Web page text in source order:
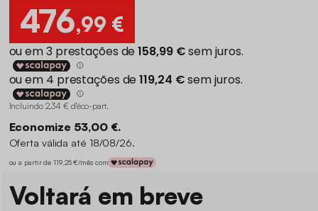
476,99 €
Incluindo 2,34 € d'éco-part.
Economize 53,00 €.
Oferta válida até 18/08/26.
ou a partir de 119,25 €/mês com
Voltará em breve